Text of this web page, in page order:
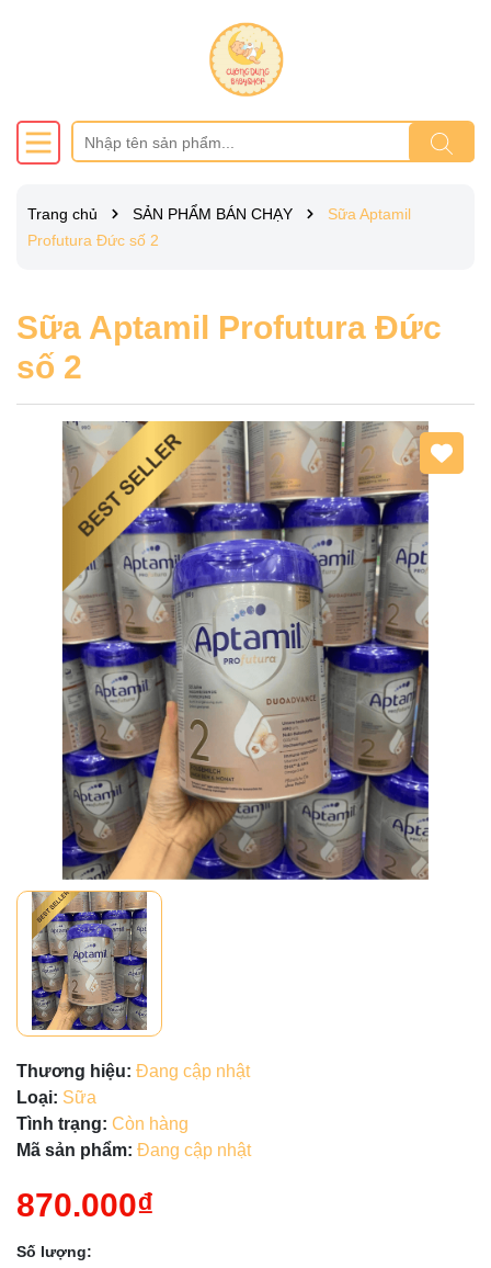
Trang chủ SẢN PHẨM BÁN CHẠY
Sữa Aptamil
Profutura Đức số 2
Sữa Aptamil Profutura Đức
số 2
Thương hiệu: Đang cập nhật
Loại: Sữa
Tình trạng: Còn hàng
Mã sản phẩm: Đang cập nhật
870.000₫
Số lượng:
Mã giảm giá:
Ngày hết hạn:
Điều kiện: